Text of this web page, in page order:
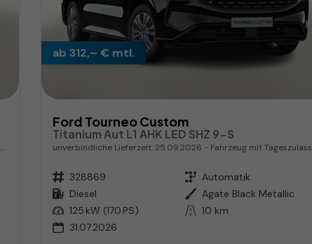
ab 312,– € mtl.
Ford Tourneo Custom
Titanium Aut L1 AHK LED SHZ 9-S
unverbindliche Lieferzeit:25.09.2026 Fahrzeug mit Tageszulassung
Fahrzeugnr. 328869 Getriebe Automatik
Kraftstoff Diesel Außenfarbe Agate Black Metallic
Leistung 125 kW (170 PS) Kilometerstand 10 km
31.07.2026